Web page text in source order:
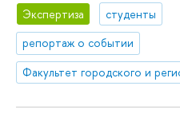
Экспертиза
студенты
репортаж о событии